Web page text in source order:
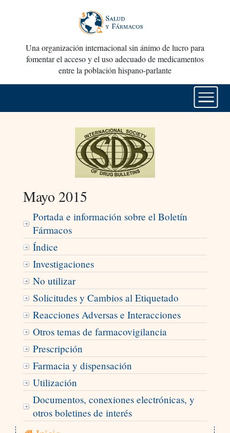
Una organización internacional sin ánimo de lucro para
fomentar el acceso y el uso adecuado de medicamentos
entre la población hispano-parlante
Mayo 2015
Portada e información sobre el Boletín
Fármacos
Índice
Investigaciones
No utilizar
Solicitudes y Cambios al Etiquetado
Reacciones Adversas e Interacciones
Otros temas de farmacovigilancia
Prescripción
Farmacia y dispensación
Utilización
Documentos, conexiones electrónicas, y
otros boletines de interés